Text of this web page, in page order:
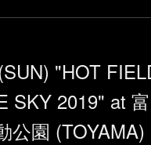
"HOT
SKY 2019" at
公園 (TOYAMA)